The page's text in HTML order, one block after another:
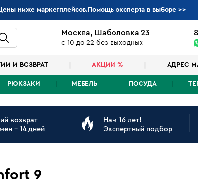
ниже маркетплейсов.Помощь эксперта в выборе>>
Москва, Шаболовка 23
с 10 до 22 без выходных
И ВОЗВРАТ АКЦИИ % АДРЕС
РЮКЗАКИ МЕБЕЛЬ ПОСУДА
возврат
- 14 дней
Нам 16 лет!
Экспертный подбор
9